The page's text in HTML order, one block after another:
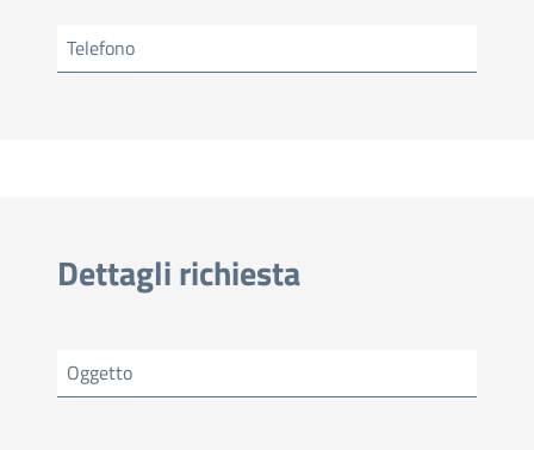
Telefono
Dettagli richiesta
Oggetto